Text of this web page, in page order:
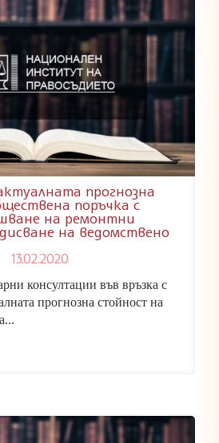
прогнозна
поръчка с
на ремонтни
на ведомствено
13.02.2020
консултации във връзка с
прогнозна стойност на